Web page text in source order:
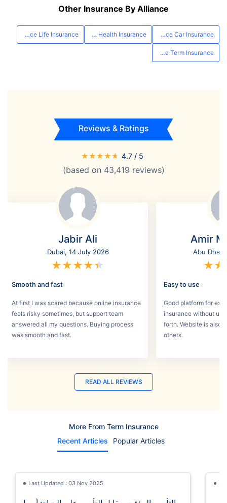
Other Insurance By Alliance
Alliance Car Insurance
Alliance Health Insurance
Alliance Life Insurance
Alliance Term Insurance
Reviews & Ratings
★★★★★ 4.7 / 5
(based on 43,419 reviews)
Jabir Ali
Dubai, 14 July 2026
★★★★★
Smooth and fast
At first I was scared because online insurance
feels risky sometimes, but support team
answered all my questions. Buying process
was smooth and fast.
Amir
Abu
★★
Easy to use
Good platform for
insurance without
forth. Website is also
others.
READ ALL REVIEWS
More From Term Insurance
Recent Articles
Popular Articles
Last Updated : 03 Nov 2025